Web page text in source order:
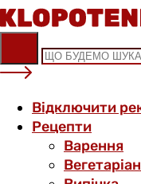
Skip
to
content
Відключити
Рецепти
Варення